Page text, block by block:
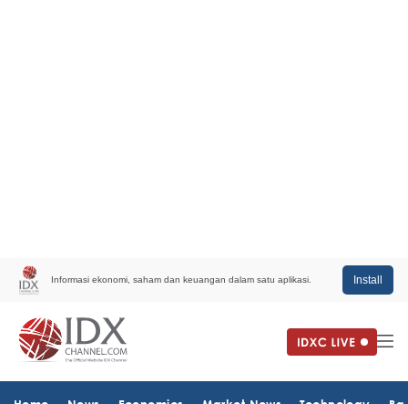
Informasi ekonomi, saham dan keuangan dalam satu aplikasi. Install